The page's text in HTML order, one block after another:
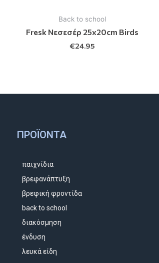
Back to school
Fresk Νεσεσέρ 25x20cm Birds
€24.95
ΠΡΟΪΌΝΤΑ
παιχνίδια
βρεφανάπτυξη
βρεφική φροντίδα
back to school
διακόσμηση
ένδυση
λευκά είδη